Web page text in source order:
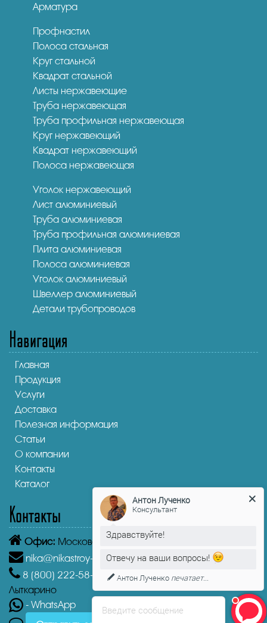
Арматура
Профнастил
Полоса стальная
Круг стальной
Квадрат стальной
Листы нержавеющие
Труба нержавеющая
Труба профильная нержавеющая
Круг нержавеющий
Квадрат нержавеющий
Полоса нержавеющая
Уголок нержавеющий
Лист алюминиевый
Труба алюминиевая
Труба профильная алюминиевая
Плита алюминиевая
Полоса алюминиевая
Уголок алюминиевый
Швеллер алюминиевый
Детали трубопроводов
Навигация
Главная
Продукция
Услуги
Доставка
Полезная информация
Статьи
О компании
Контакты
Каталог
Контакты
Офис: Московская область, Лыткарино, 1-й кв-л, 4А
nika@nikastroy-msk.ru
8 (800) 222-58-30
Звонок бесплатный из г.
Лыткарино
- WhatsApp
Введите сообщение
Антон Лученко
Консультант
Здравствуйте!
Отвечу на ваши вопросы!
Антон Лученко печатает...